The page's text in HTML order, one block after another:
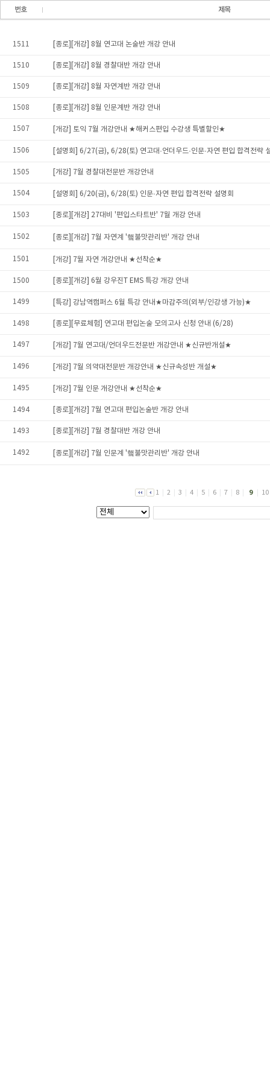
1511 [종로][개강] 8월 연고대 논술반 개강 안내
1510 [종로][개강] 8월 경찰대반 개강 안내
1509 [종로][개강] 8월 자연계반 개강 안내
1508 [종로][개강] 8월 인문계반 개강 안내
1507 [개강] 토익 7월 개강안내 ★해커스편입 수강생 특별할인★
1506 [설명회] 6/27(금), 6/28(토) 연고대·언더우드·인문·자연 편입 합격전략
1505 [개강] 7월 경찰대전문반 개강안내
1504 [설명회] 6/20(금), 6/28(토) 인문·자연 편입 합격전략 설명회
1503 [종로][개강] 27대비 '편입스타트반' 7월 개강 안내
1502 [종로][개강] 7월 자연계 '햌불맛관리반' 개강 안내
1501 [개강] 7월 자연 개강안내 ★선착순★
1500 [종로][개강] 6월 강우진T EMS 특강 개강 안내
1499 [특강] 강남역캠퍼스 6월 특강 안내★마감주의(외부/인강생 가능)★
1498 [종로][무료체험] 연고대 편입논술 모의고사 신청 안내 (6/28)
1497 [개강] 7월 연고대/언더우드전문반 개강안내 ★신규반개설★
1496 [개강] 7월 의약대전문반 개강안내 ★신규속성반 개설★
1495 [개강] 7월 인문 개강안내 ★선착순★
1494 [종로][개강] 7월 연고대 편입논술반 개강 안내
1493 [종로][개강] 7월 경찰대반 개강 안내
1492 [종로][개강] 7월 인문계 '햌불맛관리반' 개강 안내
1 2 3 4 5 6 7 8 9 10